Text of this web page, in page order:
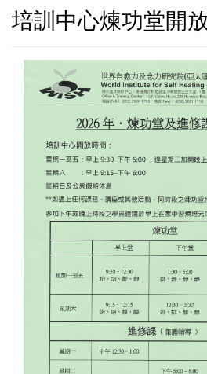
培訓中心煉功堂開